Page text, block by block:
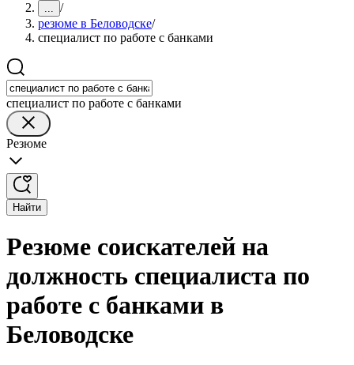
... /
резюме в Беловодске/
специалист по работе с банками
специалист по работе с банками
Резюме
Найти
Резюме соискателей на
должность специалиста по
работе с банками в
Беловодске